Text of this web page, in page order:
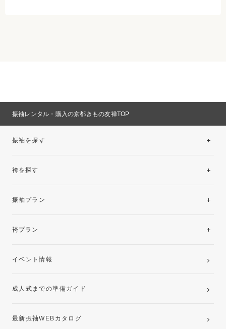
振袖レンタル・購入の京都きもの友禅TOP
振袖を探す
袴を探す
振袖プラン
レンタルプラン
袴プラン
卒業袴レンタルプラン
イベント情報
成人式までの準備ガイド
最新振袖WEBカタログ